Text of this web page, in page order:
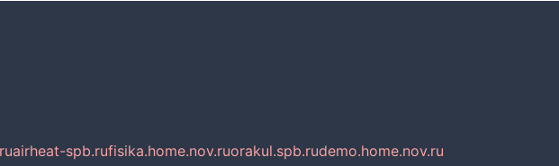
airheat-spb.rufisika.home.nov.ruorakul.spb.rudemo.home.nov.ru